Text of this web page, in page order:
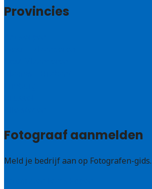
Provincies
Fotograaf aanmelden
Meld je bedrijf aan op Fotografen-